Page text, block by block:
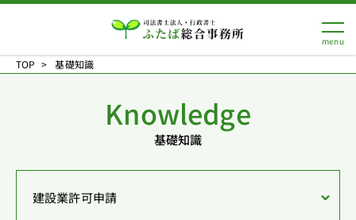
TOP 基礎知識
Knowledge
基礎知識
建設業許可申請